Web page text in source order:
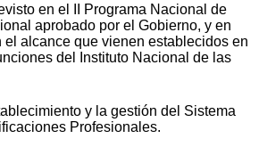
en el II Programa Nacional de
aprobado por el Gobierno, y en
el alcance que vienen establecidos en
del Instituto Nacional de las
y la gestión del Sistema
Profesionales.